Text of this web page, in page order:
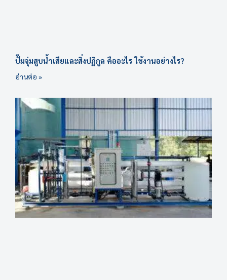
ปั๊มจุ่มสูบน้ำเสียและสิ่งปฏิกูล คืออะไร ใช้งานอย่างไร?
อ่านต่อ »